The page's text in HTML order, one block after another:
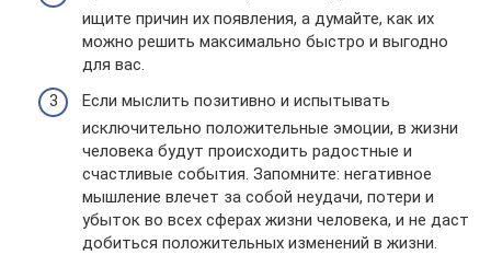
ищите причин их появления, а думайте, как их
можно решить максимально быстро и выгодно
для вас.
Если мыслить позитивно и испытывать
исключительно положительные эмоции, в жизни
человека будут происходить радостные и
счастливые события. Запомните: негативное
мышление влечет за собой неудачи, потери и
убыток во всех сферах жизни человека, и не даст
добиться положительных изменений в жизни.